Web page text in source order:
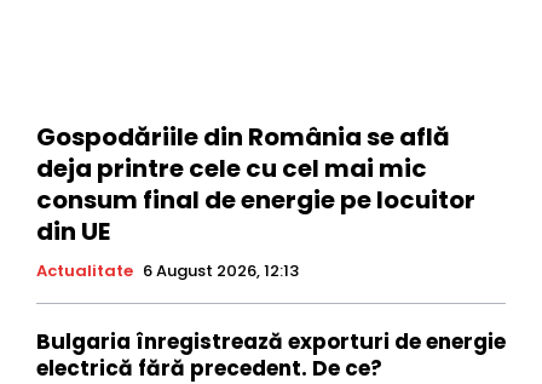
Gospodăriile din România se află
deja printre cele cu cel mai mic
consum final de energie pe locuitor
din UE
Actualitate 6 August 2026, 12:13
Bulgaria înregistrează exporturi de energie
electrică fără precedent. De ce?